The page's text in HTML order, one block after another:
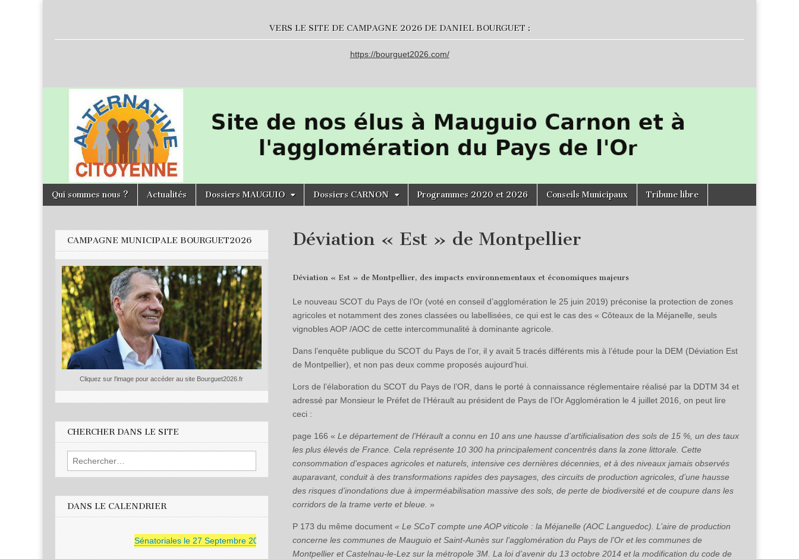
L'Alternative VERS LE SITE DE CAMPAGNE 2026 DE DANIEL BOURGUET :
https://bourguet2026.com/
Main menu
Skip to content
Qui sommes nous ? Actualités Dossiers MAUGUIO Dossiers CARNON Programmes 2020 et 2026 Conseils Municipaux Tribune libre
Déviation « Est » de Montpellier
Déviation « Est » de Montpellier, des impacts environnementaux et économiques majeurs
Le nouveau SCOT du Pays de l’Or (voté en conseil d’agglomération le 25 juin 2019) préconise la protection de zones
agricoles et notamment des zones classées ou labellisées, ce qui est le cas des « Côteaux de la Méjanelle, seuls
vignobles AOP /AOC de cette intercommunalité à dominante agricole.
Dans l’enquête publique du SCOT du Pays de l’or, il y avait 5 tracés différents mis à l’étude pour la DEM (Déviation Est
de Montpellier), et non pas deux comme proposés aujourd’hui.
Lors de l’élaboration du SCOT du Pays de l’OR, dans le porté à connaissance réglementaire réalisé par la DDTM 34 et
adressé par Monsieur le Préfet de l’Hérault au président de Pays de l’Or Agglomération le 4 juillet 2016, on peut lire
ceci :
page 166 «Le département de l’Hérault a connu en 10 ans une hausse d’artificialisation des sols de 15 %, un des taux
les plus élevés de France. Cela représente 10 300 ha principalement concentrés dans la zone littorale. Cette
consommation d’espaces agricoles et naturels, intensive ces dernières décennies, et à des niveaux jamais observés
auparavant, conduit à des transformations rapides des paysages, des circuits de production agricoles, d’une hausse
des risques d’inondations due à imperméabilisation massive des sols, de perte de biodiversité et de coupure dans les
corridors de la trame verte et bleue. »
P 173 du même document« Le SCoT compte une AOP viticole : la Méjanelle (AOC Languedoc). L’aire de production
concerne les communes de Mauguio et Saint-Aunès sur l’agglomération du Pays de l’Or et les communes de
Montpellier et Castelnau-le-Lez sur la métropole 3M. La loi d’avenir du 13 octobre 2014 et la modification du code de
CAMPAGNE MUNICIPALE BOURGUET2026
Cliquez sur l'image pour accéder au site Bourguet2026.fr
CHERCHER DANS LE SITE
Rechercher :
DANS LE CALENDRIER
Sénatoriales le 27 Septembre 2026